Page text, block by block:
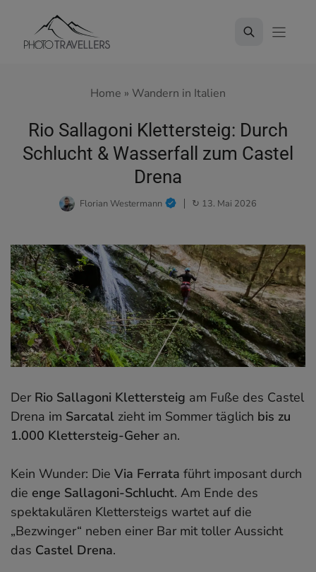
springen
Home » Wandern in Italien
Rio Sallagoni Klettersteig: Durch
Schlucht & Wasserfall zum Castel
Drena
Florian Westermann ↻ 13. Mai 2026
Der Rio Sallagoni Klettersteig am Fuße des Castel
Drena im Sarcatal zieht im Sommer täglich bis zu
1.000 Klettersteig-Geher an.
Kein Wunder: Die Via Ferrata führt imposant durch
die enge Sallagoni-Schlucht. Am Ende des
spektakulären Klettersteigs wartet auf die
„Bezwinger“ neben einer Bar mit toller Aussicht
das Castel Drena.